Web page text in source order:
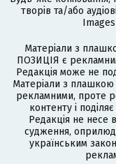
творів та/або
Матеріали з
ПОЗИЦІЯ є
Редакція може не
Матеріали з
рекламними, проте
контенту і
Редакція не несе
судження,
українським